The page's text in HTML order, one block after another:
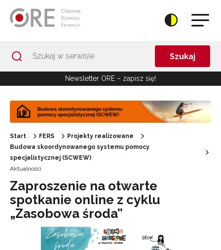
Szukaj
Newsletter ORE – zapisz się!
Start FERS
Projekty realizowane
Budowa skoordynowanego systemu pomocy
specjalistycznej (SCWEW)
Aktualności
Zaproszenie na otwarte
spotkanie online z cyklu
„Zasobowa środa”